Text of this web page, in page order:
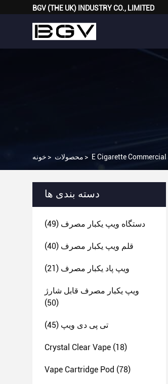
BGV (THE UK) INDUSTRY CO., LIMITED
خونه > محصولات >
دسته بندی ها
دستگاه ویپ یکبار مصرف (49)
قلم ویپ یکبار مصرف (40)
ویپ پاد یکبار مصرف (21)
ویپ یکبار مصرف قابل شارژ
(50)
تی پی دی ویپ (45)
Crystal Clear Vape (18)
Vape Cartridge Pod (78)